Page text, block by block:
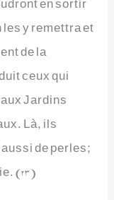
y remettra et
de la
ceux qui
Jardins
Là, ils
de perles;
(23)